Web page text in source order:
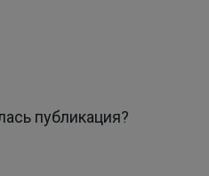
публикация?